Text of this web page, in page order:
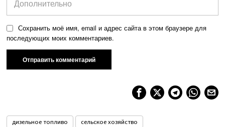
Сохранить моё имя, email и адрес сайта в этом браузере для
последующих моих комментариев.
дизельное топливо
сельское хозяйство